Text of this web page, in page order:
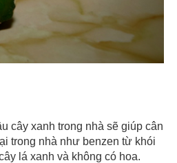
cây xanh trong nhà sẽ giúp cân
trong nhà như benzen từ khói
lá xanh và không có hoa.